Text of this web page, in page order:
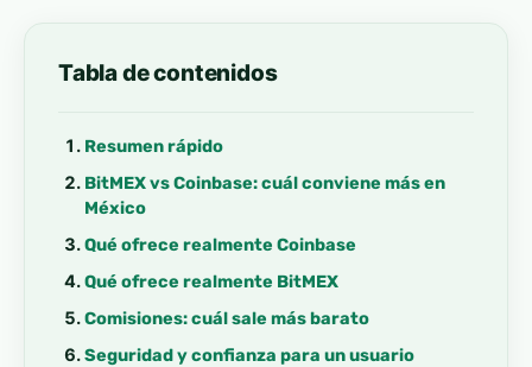
Tabla de contenidos
Resumen rápido
BitMEX vs Coinbase: cuál conviene más en
México
Qué ofrece realmente Coinbase
Qué ofrece realmente BitMEX
Comisiones: cuál sale más barato
Seguridad y confianza para un usuario